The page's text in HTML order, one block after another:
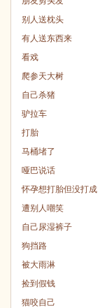
别人送枕头
有人送东西来
看戏
爬参天大树
自己杀猪
驴拉车
打胎
马桶堵了
哑巴说话
怀孕想打胎但没打成
遭别人嘲笑
自己尿湿裤子
狗挡路
被大雨淋
捡到假钱
猫咬自己